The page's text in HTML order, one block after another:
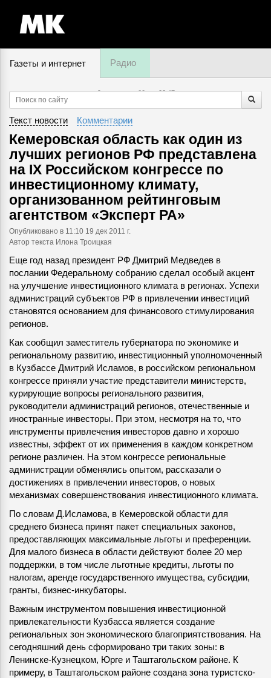
Газеты и интернет Радио
9 августа, суббота,02:47
Текст новости Комментарии
Кемеровская область как один из
лучших регионов РФ представлена
на IX Российском конгрессе по
инвестиционному климату,
организованном рейтинговым
агентством «Эксперт РА»
Опубликовано в 11:10 19 дек 2011 г.
Автор текста Илона Троицкая
Еще год назад президент РФ Дмитрий Медведев в
послании Федеральному собранию сделал особый акцент
на улучшение инвестиционного климата в регионах. Успехи
администраций субъектов РФ в привлечении инвестиций
становятся основанием для финансового стимулирования
регионов.
Как сообщил заместитель губернатора по экономике и
региональному развитию, инвестиционный уполномоченный
в Кузбассе Дмитрий Исламов, в российском региональном
конгрессе приняли участие представители министерств,
курирующие вопросы регионального развития,
руководители администраций регионов, отечественные и
иностранные инвесторы. При этом, несмотря на то, что
инструменты привлечения инвесторов давно и хорошо
известны, эффект от их применения в каждом конкретном
регионе различен. На этом конгрессе региональные
администрации обменялись опытом, рассказали о
достижениях в привлечении инвесторов, о новых
механизмах совершенствования инвестиционного климата.
По словам Д.Исламова, в Кемеровской области для
среднего бизнеса принят пакет специальных законов,
предоставляющих максимальные льготы и преференции.
Для малого бизнеса в области действуют более 20 мер
поддержки, в том числе льготные кредиты, льготы по
налогам, аренде государственного имущества, субсидии,
гранты, бизнес-инкубаторы.
Важным инструментом повышения инвестиционной
привлекательности Кузбасса является создание
региональных зон экономического благоприятствования. На
сегодняшний день сформировано три таких зоны: в
Ленинске-Кузнецком, Юрге и Таштагольском районе. К
примеру, в Таштагольском районе создана зона туристско-